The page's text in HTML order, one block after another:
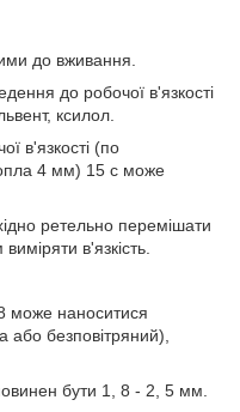
до вживання.
до робочої в'язкості
ксилол.
в'язкості (по
4 мм) 15 с може
ретельно перемішати
в'язкість.
може наноситися
безповітряний),
бути 1, 8 - 2, 5 мм.